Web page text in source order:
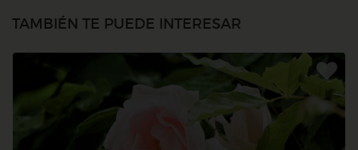
TAMBIÉN TE PUEDE INTERESAR